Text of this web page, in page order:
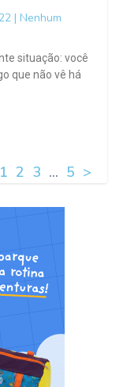
Nenhum
situação: você
que não vê há
1 2 3 … 5 >